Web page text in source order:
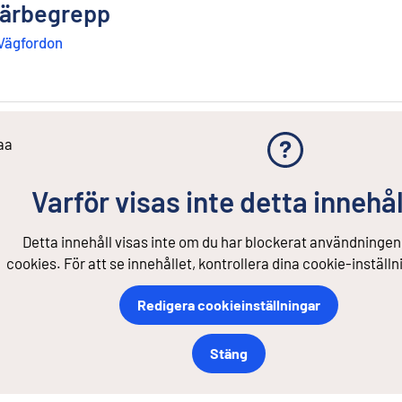
Varför visas inte detta
Detta innehåll visas inte om du har blockerat
cookies. För att se innehållet, kontrollera dina cookie-
Redigera cookieinställningar
Stäng